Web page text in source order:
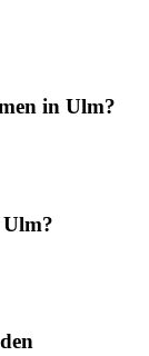
in Ulm?